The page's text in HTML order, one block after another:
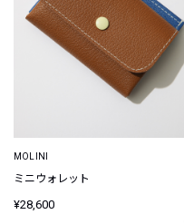
MOLINI
ミニウォレット
¥28,600